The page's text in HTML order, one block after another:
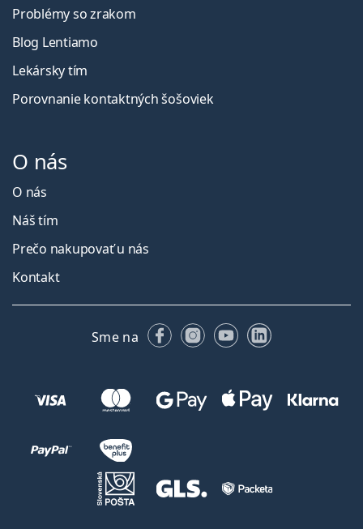
Problémy so zrakom
Blog Lentiamo
Lekársky tím
Porovnanie kontaktných šošoviek
O nás
O nás
Náš tím
Prečo nakupovať u nás
Kontakt
Sme na FacebookuInstagrame
YouTubeLinkedIn